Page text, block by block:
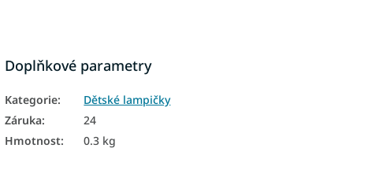
Doplňkové parametry
Kategorie:
Dětské lampičky
Záruka:
24
Hmotnost: 0.3 kg